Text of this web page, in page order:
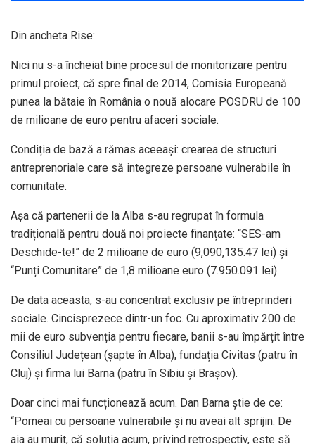
Din ancheta Rise:
Nici nu s-a încheiat bine procesul de monitorizare pentru
primul proiect, că spre final de 2014, Comisia Europeană
punea la bătaie în România o nouă alocare POSDRU de 100
de milioane de euro pentru afaceri sociale.
Condiția de bază a rămas aceeași: crearea de structuri
antreprenoriale care să integreze persoane vulnerabile în
comunitate.
Așa că partenerii de la Alba s-au regrupat în formula
tradițională pentru două noi proiecte finanțate: “SES-am
Deschide-te!” de 2 milioane de euro (9,090,135.47 lei) și
“Punți Comunitare” de 1,8 milioane euro (7.950.091 lei).
De data aceasta, s-au concentrat exclusiv pe întreprinderi
sociale. Cincisprezece dintr-un foc. Cu aproximativ 200 de
mii de euro subvenția pentru fiecare, banii s-au împărțit între
Consiliul Județean (șapte în Alba), fundația Civitas (patru în
Cluj) și firma lui Barna (patru în Sibiu și Brașov).
Doar cinci mai funcționează acum. Dan Barna știe de ce:
“Porneai cu persoane vulnerabile și nu aveai alt sprijin. De
aia au murit, că soluția acum, privind retrospectiv, este să